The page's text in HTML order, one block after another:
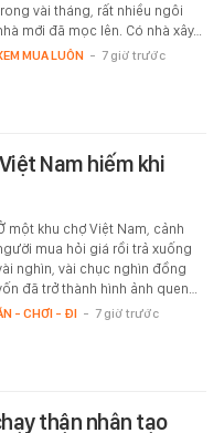
vài tháng, rất nhiều ngôi
mới đã mọc lên. Có nhà xây…
MUA LUÔN - 7 giờ trước
Nam hiếm khi
một khu chợ Việt Nam, cảnh
mua hỏi giá rồi trả xuống
nghìn, vài chục nghìn đồng
đã trở thành hình ảnh quen…
- CHƠI - ĐI - 7 giờ trước
thận nhân tạo